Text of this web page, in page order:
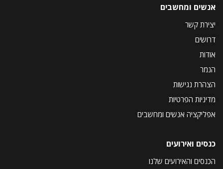
אנשים ומחשבים
יצירת קשר
דרושים
אודות
הנמר
הצהרת נגישות
מדיניות הפרטיות
אפליקציה אנשים ומחשבים
כנסים ואירועים
הכנסים והאירועים שלנו